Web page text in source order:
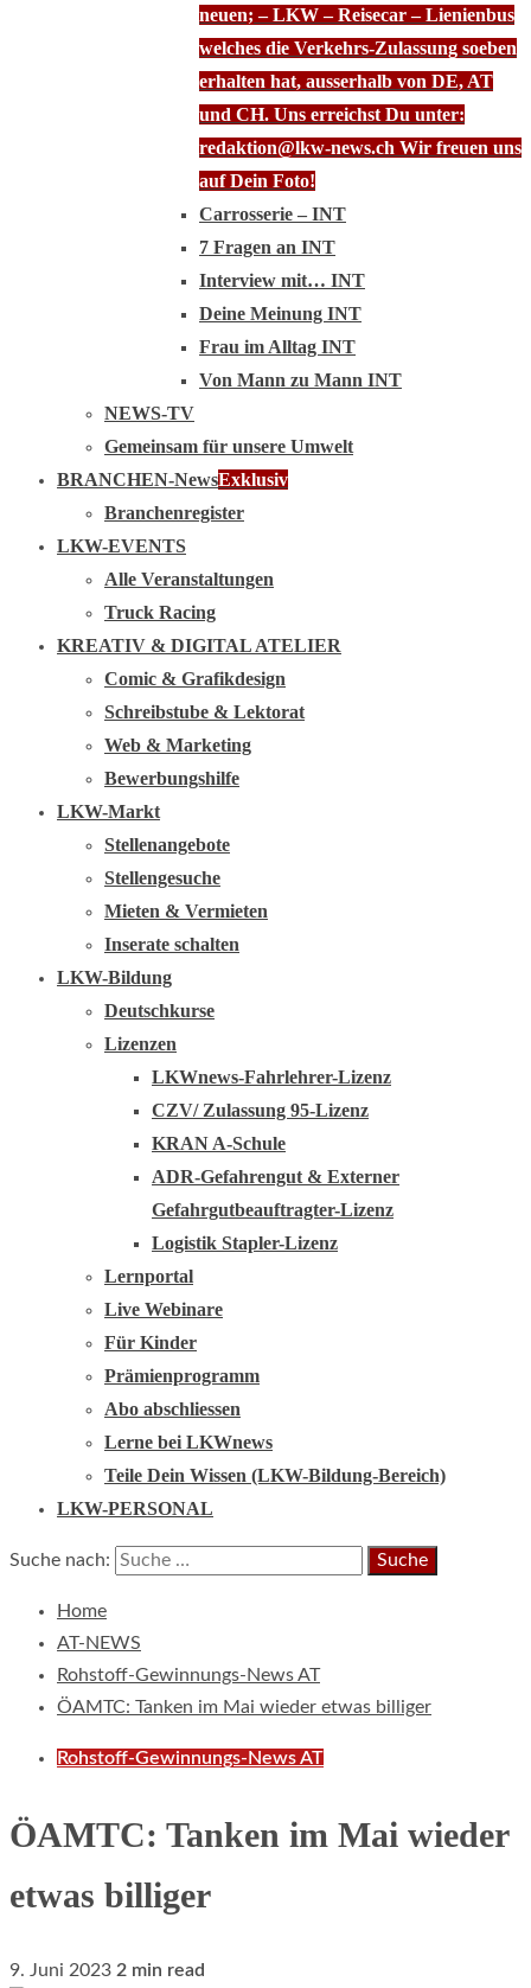
neuen; – LKW – Reisecar – Lienienbus
welches die Verkehrs-Zulassung soeben
erhalten hat, ausserhalb von DE, AT
und CH. Uns erreichst Du unter:
redaktion@lkw-news.ch Wir freuen uns
auf Dein Foto!
Carrosserie – INT
7 Fragen an INT
Interview mit… INT
Deine Meinung INT
Frau im Alltag INT
Von Mann zu Mann INT
NEWS-TV
Gemeinsam für unsere Umwelt
BRANCHEN-NewsExklusiv
Branchenregister
LKW-EVENTS
Alle Veranstaltungen
Truck Racing
KREATIV & DIGITAL ATELIER
Comic & Grafikdesign
Schreibstube & Lektorat
Web & Marketing
Bewerbungshilfe
LKW-Markt
Stellenangebote
Stellengesuche
Mieten & Vermieten
Inserate schalten
LKW-Bildung
Deutschkurse
Lizenzen
LKWnews-Fahrlehrer-Lizenz
CZV/ Zulassung 95-Lizenz
KRAN A-Schule
ADR-Gefahrengut & Externer
Gefahrgutbeauftragter-Lizenz
Logistik Stapler-Lizenz
Lernportal
Live Webinare
Für Kinder
Prämienprogramm
Abo abschliessen
Lerne bei LKWnews
Teile Dein Wissen (LKW-Bildung-Bereich)
LKW-PERSONAL
Suche nach:
Home
AT-NEWS
Rohstoff-Gewinnungs-News AT
ÖAMTC: Tanken im Mai wieder etwas billiger
Rohstoff-Gewinnungs-News AT
ÖAMTC: Tanken im Mai wieder
etwas billiger
9. Juni 2023 2 min read